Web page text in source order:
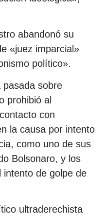
abandonó su
«juez imparcial»
político».
pasada sobre
prohibió al
con
la causa por intento
como uno de sus
Bolsonaro, y los
intento de golpe de
ultraderechista